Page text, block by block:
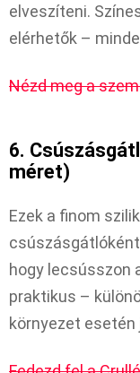
elveszíteni.
elérhetők –
Nézd meg a
6.
méret)
Ezek a finom
hogy lecsússzon
praktikus –
környezet esetén